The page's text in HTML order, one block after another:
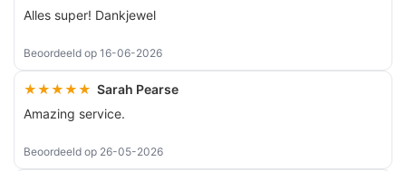
Alles super! Dankjewel
Beoordeeld op 16-06-2026
★★★★★ Sarah Pearse
Amazing service.
Beoordeeld op 26-05-2026